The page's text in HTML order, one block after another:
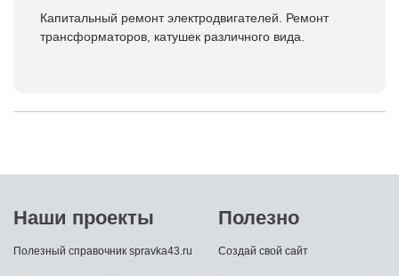
Капитальный ремонт электродвигателей. Ремонт
трансформаторов, катушек различного вида.
Наши проекты
Полезный справочник spravka43.ru
Полезно
Создай свой сайт